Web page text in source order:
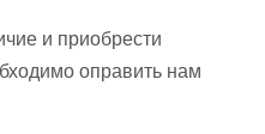
и приобрести
оправить нам